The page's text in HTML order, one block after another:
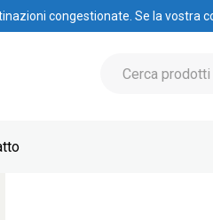
congestionate. Se la vostra